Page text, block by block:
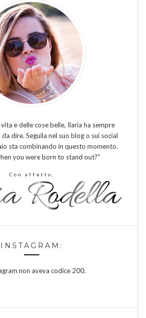
e delle cose belle, Ilaria ha sempre
dire. Seguila nel suo blog o sui social
sta combinando in questo momento.
you were born to stand out?"
Con affetto,
INSTAGRAM:
non aveva codice 200.